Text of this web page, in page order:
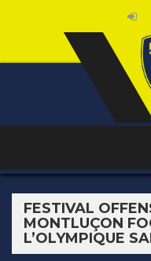
FESTIVAL
MONTLUÇON
L’OLYMPIQUE